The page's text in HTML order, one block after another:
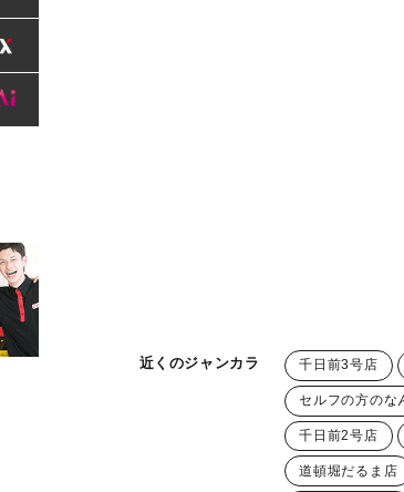
近くのジャンカラ 千日前3号店
セルフの方のな
千日前2号店
道頓堀だるま店